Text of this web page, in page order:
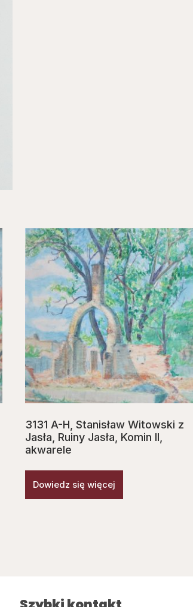
3131 A-H, Stanisław Witowski z
Jasła, Ruiny Jasła, Komin II,
akwarele
Dowiedz się więcej